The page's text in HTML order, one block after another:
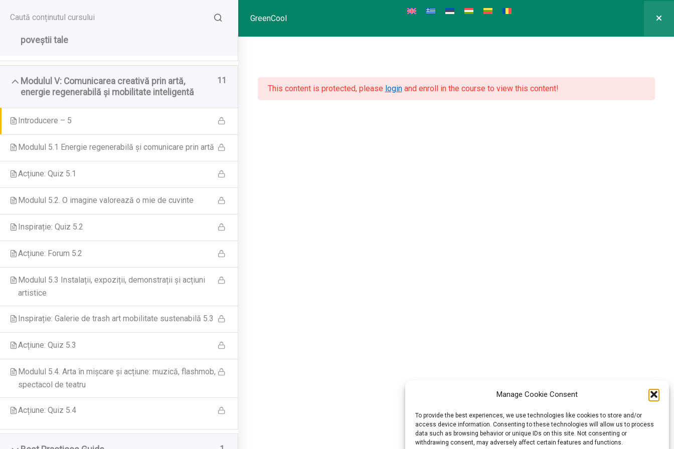
Manage Cookie Consent
To provide the best experiences, we use technologies like cookies to store and/or
access device information. Consenting to these technologies will allow us to process
data such as browsing behavior or unique IDs on this site. Not consenting or
withdrawing consent, may adversely affect certain features and functions.
Prima pagină All Courses
GreenCool
poveștii tale
Modulul V: Comunicarea creativă prin artă,
energie regenerabilă și mobilitate inteligentă
11
Introducere – 5
Modulul 5.1 Energie regenerabilă și comunicare prin artă
Acțiune: Quiz 5.1
Modulul 5.2. O imagine valorează o mie de cuvinte
Inspirație: Quiz 5.2
Acțiune: Forum 5.2
Modulul 5.3 Instalații, expoziții, demonstrații și acțiuni
artistice
Inspirație: Galerie de trash art mobilitate sustenabilă 5.3
Acțiune: Quiz 5.3
Modulul 5.4. Arta în mișcare și acțiune: muzică, flashmob,
spectacol de teatru
Acțiune: Quiz 5.4
This content is protected, please loginand enroll in the course to view this content!
Proiectul GreenCool (n° 2021-1-HU01-KA220-HED-000027563) a fost finanțat de Uniunea Europeană. Punctele
de vedere și opiniile exprimate aparțin, însă, exclusiv autorului (autorilor) și nu reflectă neapărat punctele de